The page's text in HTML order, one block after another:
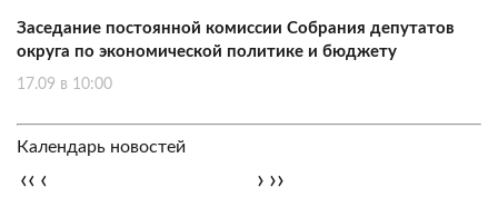
Заседание постоянной комиссии Собрания депутатов
округа по экономической политике и бюджету
17.09 в 10:00
Календарь новостей
‹‹ ‹ › ››